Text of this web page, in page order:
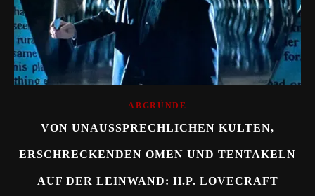
ABGRÜNDE
VON UNAUSSPRECHLICHEN KULTEN,
ERSCHRECKENDEN OMEN UND TENTAKELN
AUF DER LEINWAND: H.P. LOVECRAFT